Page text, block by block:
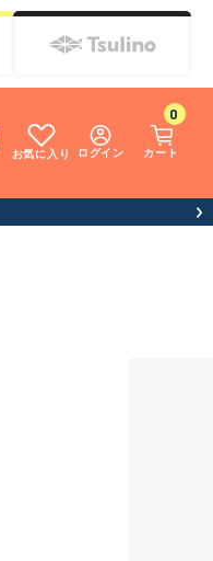
お気に入り ログイン カート
0